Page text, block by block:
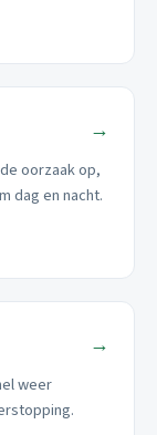
→
oorzaak op,
dag en nacht.
→
weer